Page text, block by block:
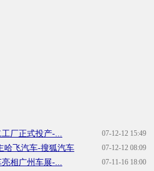
07-12-12 15:49
厂正式投产-...
07-12-12 08:09
哈飞汽车-搜狐汽车
07-11-16 18:00
相广州车展-...